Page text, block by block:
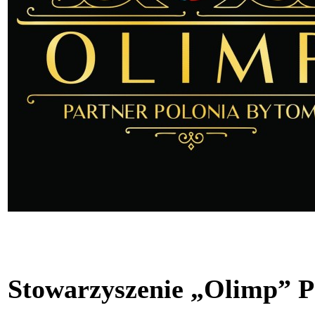
Stowarzyszenie „Olimp”